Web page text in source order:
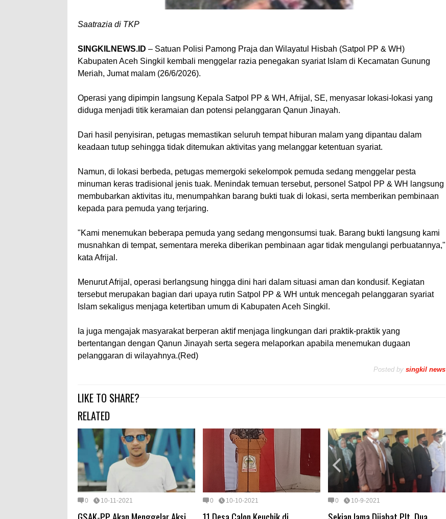
Saatrazia di TKP
SINGKILNEWS.ID – Satuan Polisi Pamong Praja dan Wilayatul Hisbah (Satpol PP & WH)
Kabupaten Aceh Singkil kembali menggelar razia penegakan syariat Islam di Kecamatan Gunung
Meriah, Jumat malam (26/6/2026).
Operasi yang dipimpin langsung Kepala Satpol PP & WH, Afrijal, SE, menyasar lokasi-lokasi yang
diduga menjadi titik keramaian dan potensi pelanggaran Qanun Jinayah.
Dari hasil penyisiran, petugas memastikan seluruh tempat hiburan malam yang dipantau dalam
keadaan tutup sehingga tidak ditemukan aktivitas yang melanggar ketentuan syariat.
Namun, di lokasi berbeda, petugas memergoki sekelompok pemuda sedang menggelar pesta
minuman keras tradisional jenis tuak. Menindak temuan tersebut, personel Satpol PP & WH langsung
membubarkan aktivitas itu, menumpahkan barang bukti tuak di lokasi, serta memberikan pembinaan
kepada para pemuda yang terjaring.
"Kami menemukan beberapa pemuda yang sedang mengonsumsi tuak. Barang bukti langsung kami
musnahkan di tempat, sementara mereka diberikan pembinaan agar tidak mengulangi perbuatannya,"
kata Afrijal.
Menurut Afrijal, operasi berlangsung hingga dini hari dalam situasi aman dan kondusif. Kegiatan
tersebut merupakan bagian dari upaya rutin Satpol PP & WH untuk mencegah pelanggaran syariat
Islam sekaligus menjaga ketertiban umum di Kabupaten Aceh Singkil.
Ia juga mengajak masyarakat berperan aktif menjaga lingkungan dari praktik-praktik yang
bertentangan dengan Qanun Jinayah serta segera melaporkan apabila menemukan dugaan
pelanggaran di wilayahnya.(Red)
Posted by singkil news
LIKE TO SHARE?
RELATED
0 10-11-2021 0 10-10-2021 0 10-9-2021